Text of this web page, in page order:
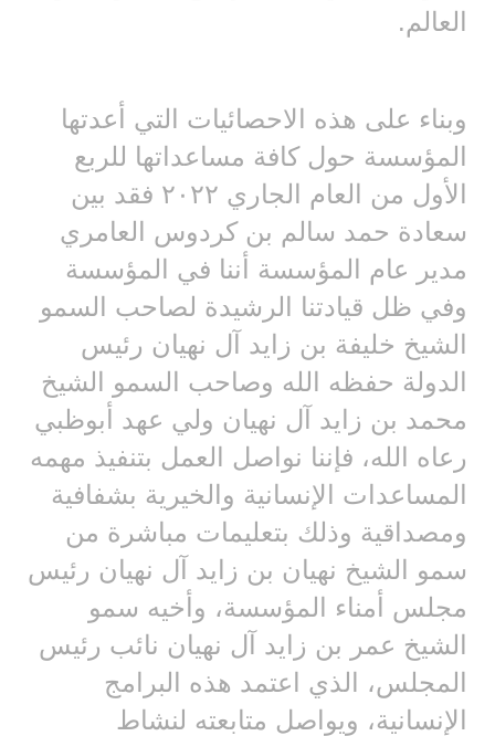
العالم.
وبناء على هذه الاحصائيات التي أعدتها
المؤسسة حول كافة مساعداتها للربع
الأول من العام الجاري ٢٠٢٢ فقد بين
سعادة حمد سالم بن كردوس العامري
مدير عام المؤسسة أننا في المؤسسة
وفي ظل قيادتنا الرشيدة لصاحب السمو
الشيخ خليفة بن زايد آل نهيان رئيس
الدولة حفظه الله وصاحب السمو الشيخ
محمد بن زايد آل نهيان ولي عهد أبوظبي
رعاه الله، فإننا نواصل العمل بتنفيذ مهمه
المساعدات الإنسانية والخيرية بشفافية
ومصداقية وذلك بتعليمات مباشرة من
سمو الشيخ نهيان بن زايد آل نهيان رئيس
مجلس أمناء المؤسسة، وأخيه سمو
الشيخ عمر بن زايد آل نهيان نائب رئيس
المجلس، الذي اعتمد هذه البرامج
الإنسانية، ويواصل متابعته لنشاط